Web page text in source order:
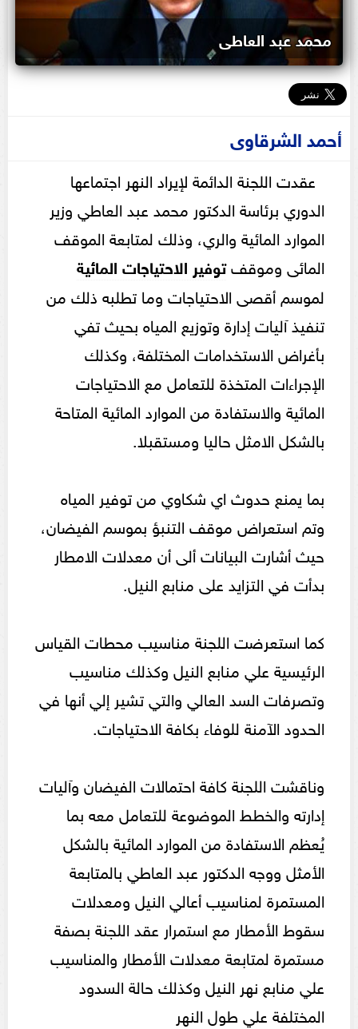
محمد عبد العاطى
أحمد الشرقاوى
عقدت اللجنة الدائمة لإيراد النهر اجتماعها
الدوري برئاسة الدكتور محمد عبد العاطي وزير
الموارد المائية والري، وذلك لمتابعة الموقف
المائى وموقفتوفير الاحتياجات المائية
لموسم أقصى الاحتياجات وما تطلبه ذلك من
تنفيذ آليات إدارة وتوزيع المياه بحيث تفي
بأغراض الاستخدامات المختلفة، وكذلك
الإجراءات المتخذة للتعامل مع الاحتياجات
المائية والاستفادة من الموارد المائية المتاحة
بالشكل الامثل حاليا ومستقبلا.
بما يمنع حدوث اي شكاوي من توفير المياه
وتم استعراض موقف التنبؤ بموسم الفيضان،
حيث أشارت البيانات ألى أن معدلات الامطار
بدأت في التزايد على منابع النيل.
كما استعرضت اللجنة مناسيب محطات القياس
الرئيسية علي منابع النيل وكذلك مناسيب
وتصرفات السد العالي والتي تشير إلي أنها في
الحدود الآمنة للوفاء بكافة الاحتياجات.
وناقشت اللجنة كافة احتمالات الفيضان وآليات
إدارته والخطط الموضوعة للتعامل معه بما
يُعظم الاستفادة من الموارد المائية بالشكل
الأمثل ووجه الدكتور عبد العاطي بالمتابعة
المستمرة لمناسيب أعالي النيل ومعدلات
سقوط الأمطار مع استمرار عقد اللجنة بصفة
مستمرة لمتابعة معدلات الأمطار والمناسيب
علي منابع نهر النيل وكذلك حالة السدود
المختلفة علي طول النهر